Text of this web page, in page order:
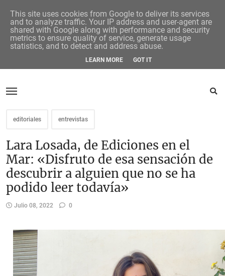
editoriales entrevistas
Lara Losada, de Ediciones en el
Mar: «Disfruto de esa sensación de
descubrir a alguien que no se ha
podido leer todavía»
Julio 08, 2022 0
This site uses cookies from Google to deliver its services
and to analyze traffic. Your IP address and user-agent are
shared with Google along with performance and security
metrics to ensure quality of service, generate usage
statistics, and to detect and address abuse.
LEARN MORE GOT IT